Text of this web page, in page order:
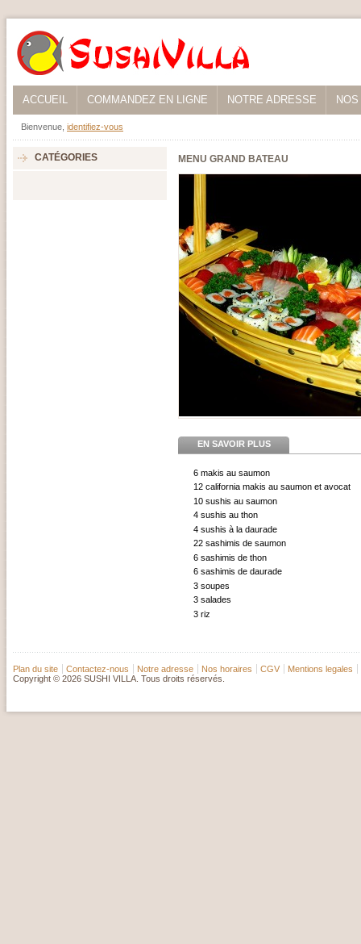
ACCUEIL COMMANDEZ EN LIGNE NOTRE ADRESSE
Bienvenue, identifiez-vous
CATÉGORIES MENU GRAND BATEAU
EN SAVOIR PLUS
6 makis au saumon
12 california makis au saumon et avocat
10 sushis au saumon
4 sushis au thon
4 sushis à la daurade
22 sashimis de saumon
6 sashimis de thon
6 sashimis de daurade
3 soupes
3 salades
3 riz
Plan du site Contactez-nous Notre adresse Nos horaires CGV
Mentions legales
Copyright © 2026 SUSHI VILLA. Tous droits réservés.